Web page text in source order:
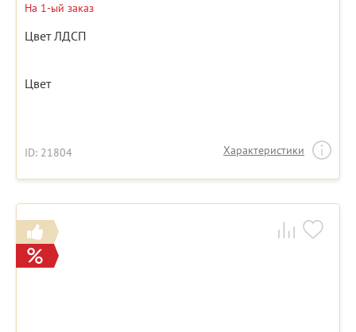
На 1-ый заказ
Цвет ЛДСП
Цвет
ID: 21804 Характеристики